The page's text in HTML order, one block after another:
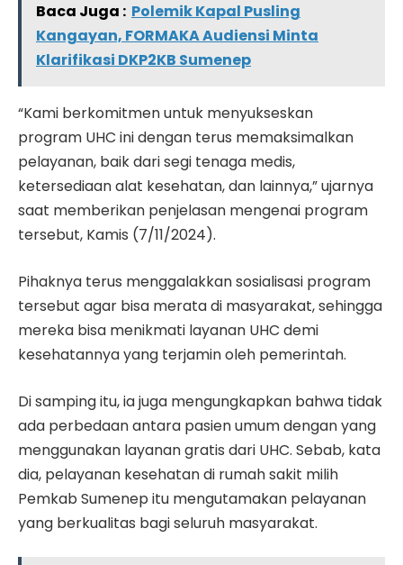
Baca Juga : Polemik Kapal Pusling
Kangayan, FORMAKA Audiensi Minta
Klarifikasi DKP2KB Sumenep
“Kami berkomitmen untuk menyukseskan
program UHC ini dengan terus memaksimalkan
pelayanan, baik dari segi tenaga medis,
ketersediaan alat kesehatan, dan lainnya,” ujarnya
saat memberikan penjelasan mengenai program
tersebut, Kamis (7/11/2024).
Pihaknya terus menggalakkan sosialisasi program
tersebut agar bisa merata di masyarakat, sehingga
mereka bisa menikmati layanan UHC demi
kesehatannya yang terjamin oleh pemerintah.
Di samping itu, ia juga mengungkapkan bahwa tidak
ada perbedaan antara pasien umum dengan yang
menggunakan layanan gratis dari UHC. Sebab, kata
dia, pelayanan kesehatan di rumah sakit milih
Pemkab Sumenep itu mengutamakan pelayanan
yang berkualitas bagi seluruh masyarakat.